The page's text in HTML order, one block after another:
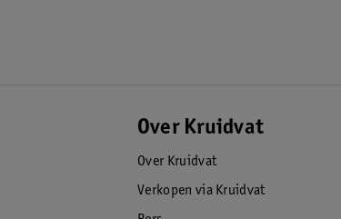
Over Kruidvat
Over Kruidvat
Verkopen via Kruidvat